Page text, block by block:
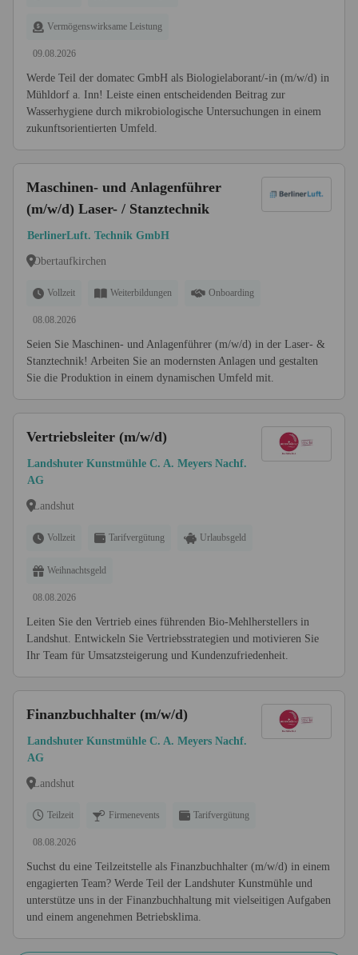
Vermögenswirksame Leistung
09.08.2026
Werde Teil der domatec GmbH als Biologielaborant/-in (m/w/d) in
Mühldorf a. Inn! Leiste einen entscheidenden Beitrag zur
Wasserhygiene durch mikrobiologische Untersuchungen in einem
zukunftsorientierten Umfeld.
Maschinen- und Anlagenführer
(m/w/d) Laser- / Stanztechnik
BerlinerLuft. Technik GmbH
Obertaufkirchen
Vollzeit Weiterbildungen Onboarding
08.08.2026
Seien Sie Maschinen- und Anlagenführer (m/w/d) in der Laser- &
Stanztechnik! Arbeiten Sie an modernsten Anlagen und gestalten
Sie die Produktion in einem dynamischen Umfeld mit.
Vertriebsleiter (m/w/d)
Landshuter Kunstmühle C. A. Meyers Nachf.
AG
Landshut
Vollzeit Tarifvergütung Urlaubsgeld
Weihnachtsgeld
08.08.2026
Leiten Sie den Vertrieb eines führenden Bio-Mehlherstellers in
Landshut. Entwickeln Sie Vertriebsstrategien und motivieren Sie
Ihr Team für Umsatzsteigerung und Kundenzufriedenheit.
Finanzbuchhalter (m/w/d)
Landshuter Kunstmühle C. A. Meyers Nachf.
AG
Landshut
Teilzeit Firmenevents Tarifvergütung
08.08.2026
Suchst du eine Teilzeitstelle als Finanzbuchhalter (m/w/d) in einem
engagierten Team? Werde Teil der Landshuter Kunstmühle und
unterstütze uns in der Finanzbuchhaltung mit vielseitigen Aufgaben
und einem angenehmen Betriebsklima.